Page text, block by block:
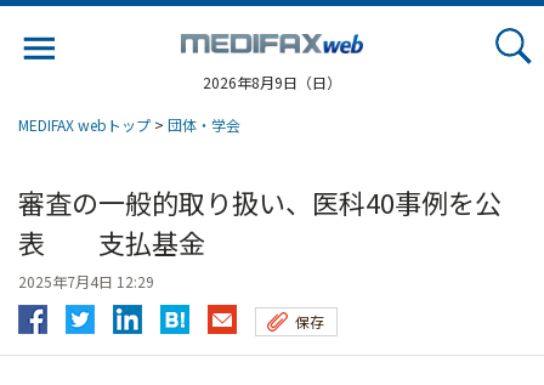
2026年8月9日（日）
MEDIFAX webトップ > 団体・学会
審査の一般的取り扱い、医科40事例を公
表 支払基金
2025年7月4日 12:29
保存